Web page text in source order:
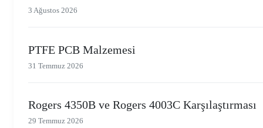
3 Ağustos 2026
PTFE PCB Malzemesi
31 Temmuz 2026
Rogers 4350B ve Rogers 4003C Karşılaştırması
29 Temmuz 2026